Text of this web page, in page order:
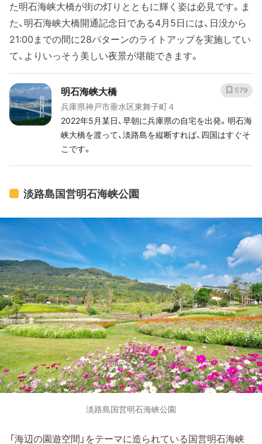
た明石海峡大橋が街の灯りとともに輝く姿は必見です。ま
た、明石海峡大橋開通記念日である4月5日には、日没から
21:00までの間に28パターンのライトアップを実施してい
て、よりいっそう美しい夜景が堪能できます。
明石海峡大橋
兵庫県神戸市垂水区東舞子町４
2022年5月某日、早朝に兵庫県の自宅を出発。明石海
峡大橋を渡って、淡路島を縦断すれば、四国はすぐそ
こです。
579
淡路島国営明石海峡公園
淡路島国営明石海峡公園
「海辺の園遊空間」をテーマに造られている国営明石海峡